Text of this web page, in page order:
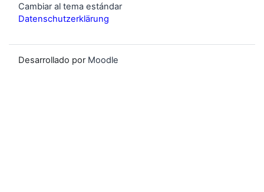
Cambiar al tema estándar
Datenschutzerklärung
Desarrollado por Moodle